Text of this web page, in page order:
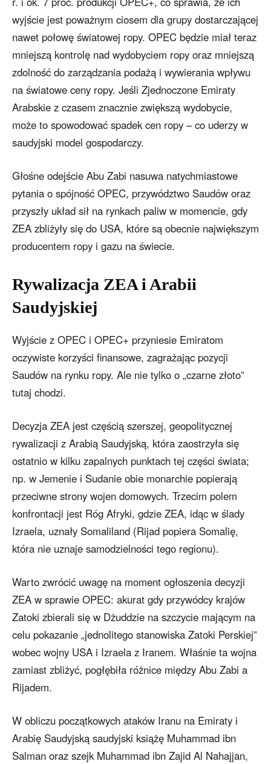
wyjście jest poważnym ciosem dla grupy dostarczającej
nawet połowę światowej ropy. OPEC będzie miał teraz
mniejszą kontrolę nad wydobyciem ropy oraz mniejszą
zdolność do zarządzania podażą i wywierania wpływu
na światowe ceny ropy. Jeśli Zjednoczone Emiraty
Arabskie z czasem znacznie zwiększą wydobycie,
może to spowodować spadek cen ropy – co uderzy w
saudyjski model gospodarczy.
Głośne odejście Abu Zabi nasuwa natychmiastowe
pytania o spójność OPEC, przywództwo Saudów oraz
przyszły układ sił na rynkach paliw w momencie, gdy
ZEA zbliżyły się do USA, które są obecnie największym
producentem ropy i gazu na świecie.
Rywalizacja ZEA i Arabii
Saudyjskiej
Wyjście z OPEC i OPEC+ przyniesie Emiratom
oczywiste korzyści finansowe, zagrażając pozycji
Saudów na rynku ropy. Ale nie tylko o „czarne złoto”
tutaj chodzi.
Decyzja ZEA jest częścią szerszej, geopolitycznej
rywalizacji z Arabią Saudyjską, która zaostrzyła się
ostatnio w kilku zapalnych punktach tej części świata;
np. w Jemenie i Sudanie obie monarchie popierają
przeciwne strony wojen domowych. Trzecim polem
konfrontacji jest Róg Afryki, gdzie ZEA, idąc w ślady
Izraela, uznały Somaliland (Rijad popiera Somalię,
która nie uznaje samodzielności tego regionu).
Warto zwrócić uwagę na moment ogłoszenia decyzji
ZEA w sprawie OPEC: akurat gdy przywódcy krajów
Zatoki zbierali się w Dżuddzie na szczycie mającym na
celu pokazanie „jednolitego stanowiska Zatoki Perskiej”
wobec wojny USA i Izraela z Iranem. Właśnie ta wojna
zamiast zbliżyć, pogłębiła różnice między Abu Zabi a
Rijadem.
W obliczu początkowych ataków Iranu na Emiraty i
Arabię Saudyjską saudyjski książę Muhammad ibn
Salman oraz szejk Muhammad ibn Zajid Al Nahajjan,